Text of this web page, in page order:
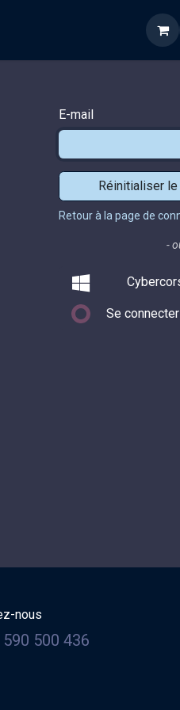
E-mail
Réinitialiser
Retour à la page de
-
Se
nous
500 436